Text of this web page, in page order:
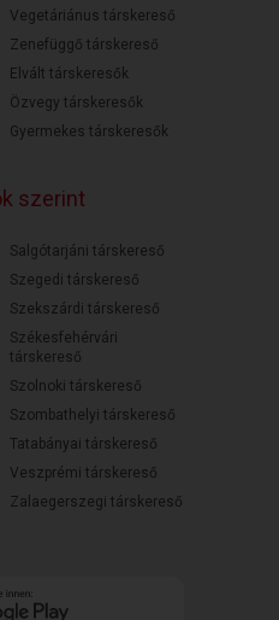
Vegetáriánus társkereső
Zenefüggő társkereső
Elvált társkeresők
Özvegy társkeresők
Gyermekes társkeresők
szerint
Salgótarjáni társkereső
Szegedi társkereső
Szekszárdi társkereső
Székesfehérvári
társkereső
Szolnoki társkereső
Szombathelyi társkereső
Tatabányai társkereső
Veszprémi társkereső
Zalaegerszegi társkereső